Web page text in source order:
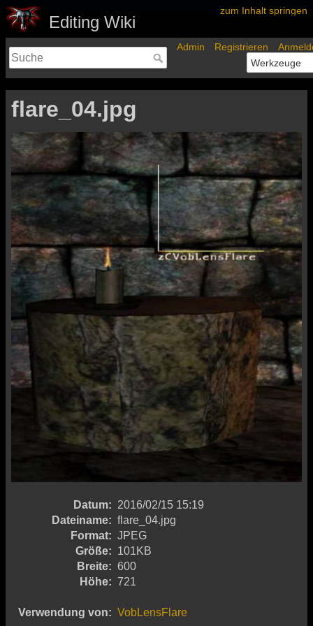
zum Inhalt springen
Editing Wiki
Admin Registrieren
flare_04.jpg
Datum: 2016/02/15 15:19
Dateiname: flare_04.jpg
Format: JPEG
Größe: 101KB
Breite: 600
Höhe: 721
Verwendung von: VobLensFlare